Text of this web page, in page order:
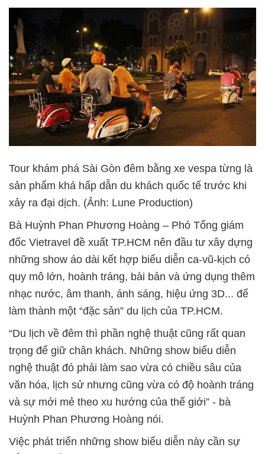
Tour khám phá Sài Gòn đêm bằng xe vespa từng là
sản phẩm khá hấp dẫn du khách quốc tế trước khi
xảy ra đại dịch. (Ảnh: Lune Production)
Bà Huỳnh Phan Phương Hoàng – Phó Tổng giám
đốc Vietravel đề xuất TP.HCM nên đầu tư xây dựng
những show áo dài kết hợp biểu diễn ca-vũ-kịch có
quy mô lớn, hoành tráng, bài bản và ứng dụng thêm
nhạc nước, âm thanh, ánh sáng, hiệu ứng 3D... để
làm thành một “đặc sản” du lịch của TP.HCM.
“Du lịch về đêm thì phần nghệ thuật cũng rất quan
trọng để giữ chân khách. Những show biểu diễn
nghệ thuật đó phải làm sao vừa có chiều sâu của
văn hóa, lịch sử nhưng cũng vừa có độ hoành tráng
và sự mới mẻ theo xu hướng của thế giới” - bà
Huỳnh Phan Phương Hoàng nói.
Việc phát triển những show biểu diễn này cần sự